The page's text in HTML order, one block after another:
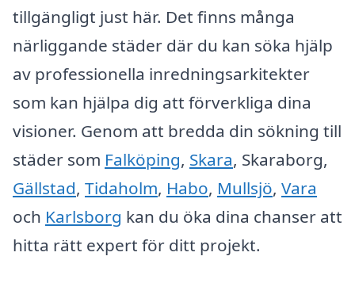
tillgängligt just här. Det finns många
närliggande städer där du kan söka hjälp
av professionella inredningsarkitekter
som kan hjälpa dig att förverkliga dina
visioner. Genom att bredda din sökning till
städer som Falköping, Skara, Skaraborg,
Gällstad, Tidaholm, Habo, Mullsjö, Vara
och Karlsborg kan du öka dina chanser att
hitta rätt expert för ditt projekt.